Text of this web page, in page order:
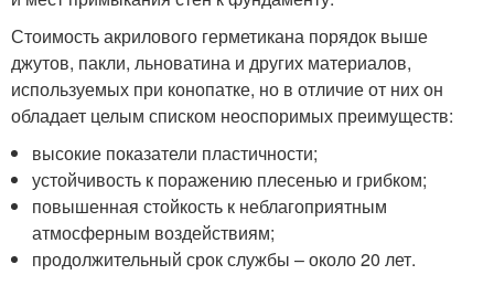
Стоимость акрилового герметикана порядок выше
джутов, пакли, льноватина и других материалов,
используемых при конопатке, но в отличие от них он
обладает целым списком неоспоримых преимуществ:
высокие показатели пластичности;
устойчивость к поражению плесенью и грибком;
повышенная стойкость к неблагоприятным
атмосферным воздействиям;
продолжительный срок службы – около 20 лет.